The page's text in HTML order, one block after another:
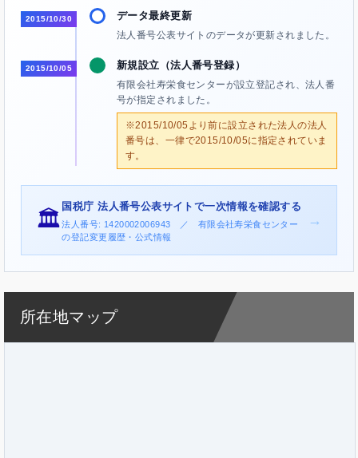
2015/10/30 データ最終更新
法人番号公表サイトのデータが更新されました。
2015/10/05 新規設立（法人番号登録）
有限会社寿栄食センターが設立登記され、法人番
号が指定されました。
※2015/10/05より前に設立された法人の法人
番号は、一律で2015/10/05に指定されていま
す。
🏛️
国税庁 法人番号公表サイトで一次情報を確認する
法人番号: 1420002006943 ／ 有限会社寿栄食センター
の登記変更履歴・公式情報
→
所在地マップ